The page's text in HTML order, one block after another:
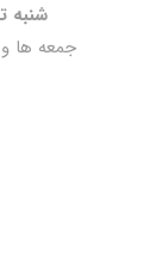
شنبه تا
جمعه ها